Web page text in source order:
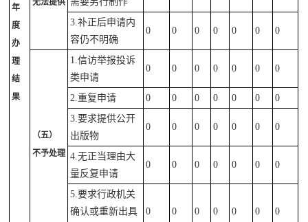
年
度
办
理
结
果
无法提供
3.补正后申请内
容仍不明确
0 0 0 0 0 0 0
（五）
不予处理
1.信访举报投诉
类申请
0 0 0 0 0 0 0
2.重复申请 0 0 0 0 0 0
0
3.要求提供公开
出版物
0 0 0 0 0 0 0
4.无正当理由大
量反复申请
0 0 0 0 0 0 0
5.要求行政机关
确认或重新出具
0 0 0 0 0 0 0